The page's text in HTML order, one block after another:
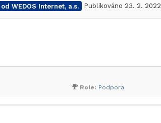
WEDOS Internet, a.s. Publikováno 23. 2. 2022
Role: Podpora